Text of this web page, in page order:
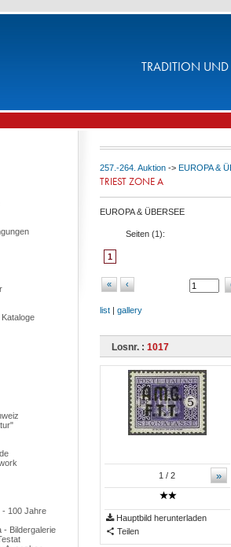
TRADITION UND
- 100 Jahre
- Bildergalerie
257.-264. Auktion -> EUROPA &
TRIEST ZONE A
EUROPA & ÜBERSEE
Seiten (1):
1
« ‹
list | gallery
Losnr. : 1017
»
1 / 2
Hauptbild herunterladen
Teilen